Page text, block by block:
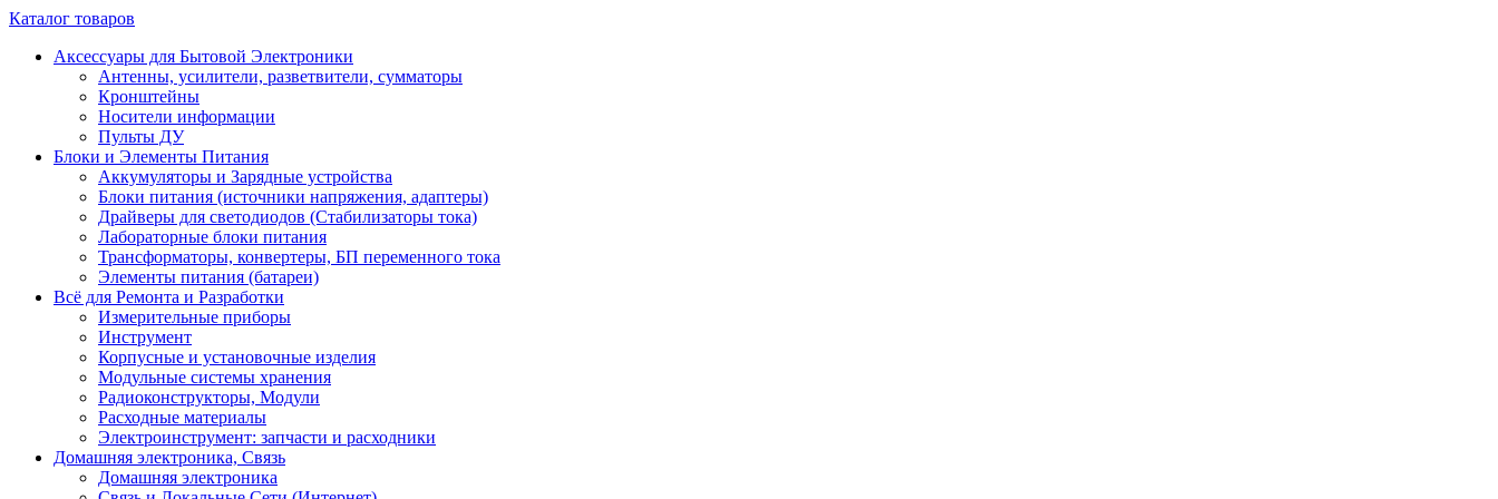
Каталог товаров
Аксессуары для Бытовой Электроники
Антенны, усилители, разветвители, сумматоры
Кронштейны
Носители информации
Пульты ДУ
Блоки и Элементы Питания
Аккумуляторы и Зарядные устройства
Блоки питания (источники напряжения, адаптеры)
Драйверы для светодиодов (Стабилизаторы тока)
Лабораторные блоки питания
Трансформаторы, конвертеры, БП переменного тока
Элементы питания (батареи)
Всё для Ремонта и Разработки
Измерительные приборы
Инструмент
Корпусные и установочные изделия
Модульные системы хранения
Радиоконструкторы, Модули
Расходные материалы
Электроинструмент: запчасти и расходники
Домашняя электроника, Связь
Домашняя электроника